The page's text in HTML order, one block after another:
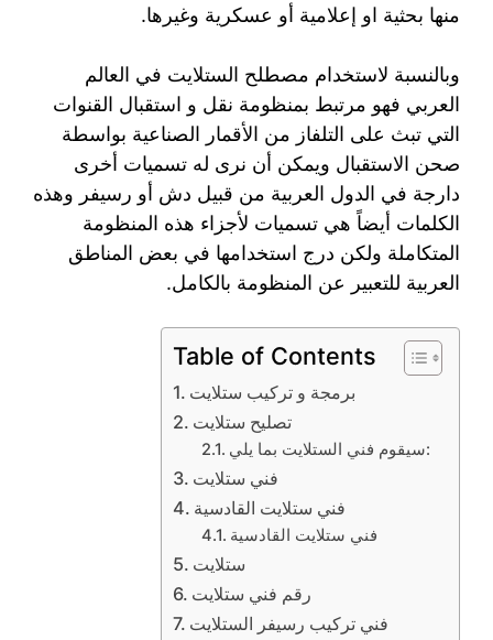
منها بحثية او إعلامية أو عسكرية وغيرها.
وبالنسبة لاستخدام مصطلح الستلايت في العالم
العربي فهو مرتبط بمنظومة نقل و استقبال القنوات
التي تبث على التلفاز من الأقمار الصناعية بواسطة
صحن الاستقبال ويمكن أن نرى له تسميات أخرى
دارجة في الدول العربية من قبيل دش أو رسيفر وهذه
الكلمات أيضاً هي تسميات لأجزاء هذه المنظومة
المتكاملة ولكن درج استخدامها في بعض المناطق
العربية للتعبير عن المنظومة بالكامل.
Table of Contents
برمجة و تركيب ستلايت
تصليح ستلايت
سيقوم فني الستلايت بما يلي:
فني ستلايت
فني ستلايت القادسية
فني ستلايت القادسية
ستلايت
رقم فني ستلايت
فني تركيب رسيفر الستلايت